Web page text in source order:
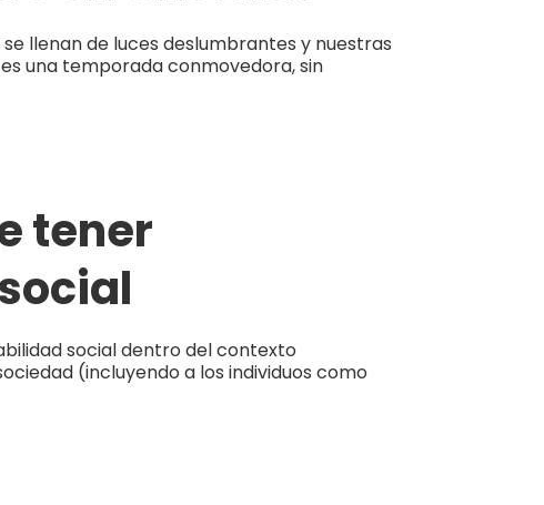
llenan de luces deslumbrantes y nuestras
una temporada conmovedora, sin
tener
social dentro del contexto
(incluyendo a los individuos como